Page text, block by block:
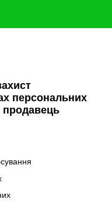
персональних
продавець